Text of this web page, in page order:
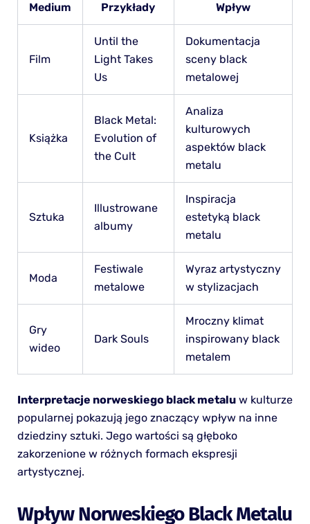
Medium Przykłady Wpływ
Film
Until the
Light Takes
Us
Dokumentacja
sceny black
metalowej
Książka
Black Metal:
Evolution of
the Cult
Analiza
kulturowych
aspektów black
metalu
Sztuka
Illustrowane
albumy
Inspiracja
estetyką black
metalu
Moda
Festiwale
metalowe
Wyraz artystyczny
w stylizacjach
Gry
wideo
Dark Souls
Mroczny klimat
inspirowany black
metalem
Interpretacje norweskiego black metaluw kulturze
popularnej pokazują jego znaczący wpływ na inne
dziedziny sztuki. Jego wartości są głęboko
zakorzenione w różnych formach ekspresji
artystycznej.
Wpływ Norweskiego Black Metalu